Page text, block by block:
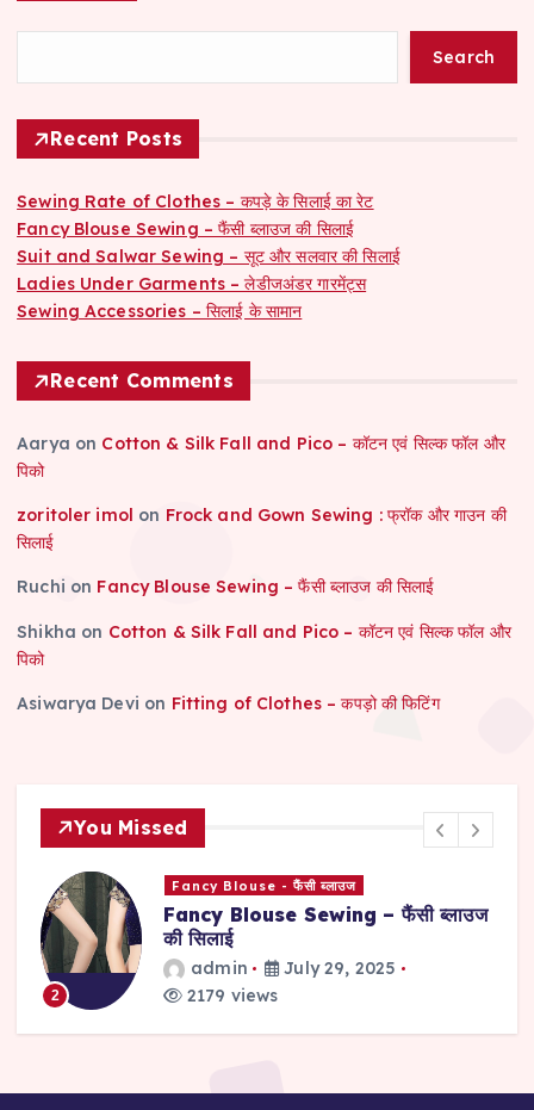
Search
Recent Posts
Sewing Rate of Clothes – कपड़े के सिलाई का रेट
Fancy Blouse Sewing – फैंसी ब्लाउज की सिलाई
Suit and Salwar Sewing – सूट और सलवार की सिलाई
Ladies Under Garments – लेडीजअंडर गारमेंट्स
Sewing Accessories – सिलाई के सामान
Recent Comments
Aarya on Cotton & Silk Fall and Pico – कॉटन एवं सिल्क फॉल और
पिको
zoritoler imol on Frock and Gown Sewing : फ्रॉक और गाउन की
सिलाई
Ruchi on Fancy Blouse Sewing – फैंसी ब्लाउज की सिलाई
Shikha on Cotton & Silk Fall and Pico – कॉटन एवं सिल्क फॉल और
पिको
Asiwarya Devi on Fitting of Clothes – कपड़ो की फिटिंग
You Missed
Fancy Blouse - फैंसी ब्लाउज
Fancy Blouse Sewing – फैंसी ब्लाउज
की सिलाई
admin
July 29, 2025
2179 views